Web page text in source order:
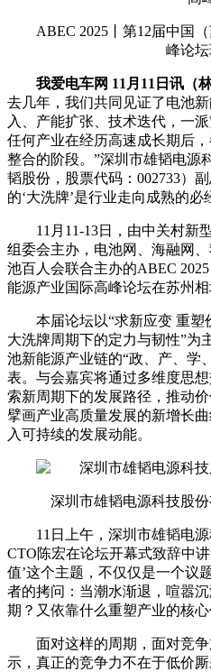
ABEC 2025丨第12届中国
峰论
我爱电车网 11月11日讯（
去几年，我们共同见证了电池
入、产能扩张、技术迭代，一
任何产业在经历高速成长期后
整合的阶段。”深圳市雄韬电源
韬股份，股票代码：002733）
的‘大洗牌’是行业走向成熟的必
11月11-13日，由中关村新
组委会主办，电池网、海融网
池百人会联合主办的ABEC
能源产业国际高峰论坛在苏州相
本届论坛以“求新应变 重
大洗牌周期下的定力与韧性”为
池新能源产业链的“政、产、学
表。与会嘉宾将通过多维度思
索新周期下的发展路径，推动
擘画产业高质量发展的新增长
入可持续的发展动能。
深圳市雄韬电源科技股
11日上午，深圳市雄韬电
CTO陈宏在论坛开幕式致辞中
值’这个主题，不仅仅是一个议
者的拷问：当潮水渐退，喧嚣
期？又依靠什么重塑产业的核
面对这样的周期，面对竞
示，真正的竞争力不在于低价